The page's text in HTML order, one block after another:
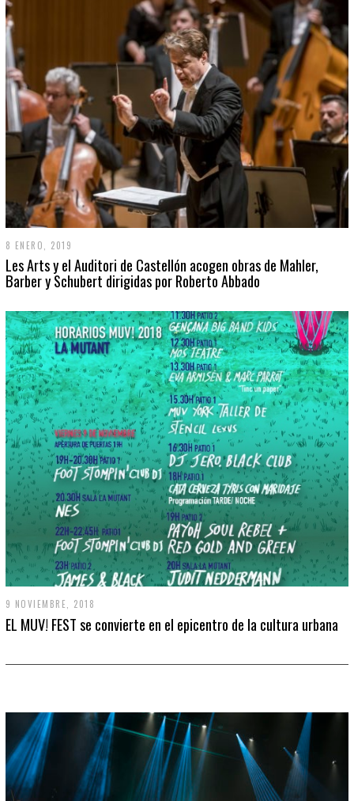
8 ENERO, 2019
Les Arts y el Auditori de Castellón acogen obras de Mahler,
Barber y Schubert dirigidas por Roberto Abbado
9 NOVIEMBRE, 2018
EL MUV! FEST se convierte en el epicentro de la cultura urbana